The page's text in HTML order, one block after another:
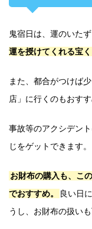
鬼宿日は、運のいた
運を授けてくれる宝
また、都合がつけば
店」に行くのもおすす
事故等のアクシデン
じをゲットできます。
お財布の購入も、こ
でおすすめ。
良い日
うし、お財布の扱い